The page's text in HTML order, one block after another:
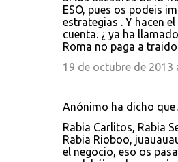
ESO, pues os podeis
estrategias . Y hacen
cuenta. ¿ ya ha
Roma no paga a
19 de octubre de 2013
Anónimo ha dicho
Rabia Carlitos, Rabia
Rabia Rioboo,
el negocio, eso os